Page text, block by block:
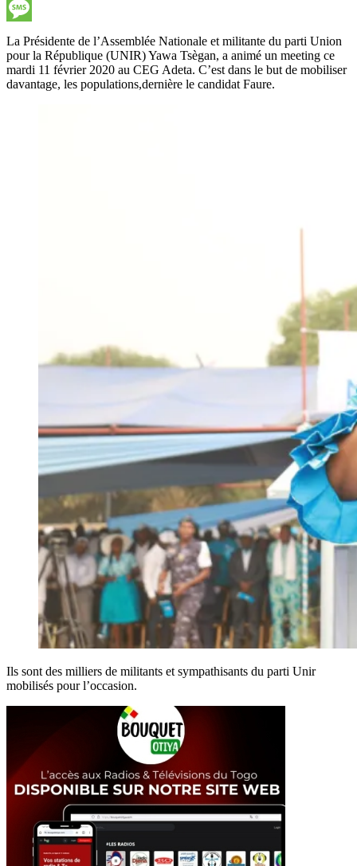
LinkedIn
Message
La Présidente de l’Assemblée Nationale et militante du parti Union
pour la République (UNIR) Yawa Tsègan, a animé un meeting ce
mardi 11 février 2020 au CEG Adeta. C’est dans le but de mobiliser
davantage, les populations,dernière le candidat Faure.
Ils sont des milliers de militants et sympathisants du parti Unir
mobilisés pour l’occasion.